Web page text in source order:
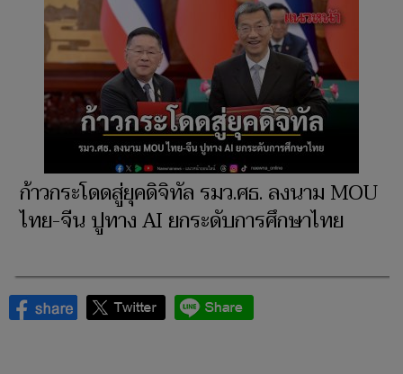
ก้าวกระโดดสู่ยุคดิจิทัล รมว.ศธ. ลงนาม MOU
ไทย-จีน ปูทาง AI ยกระดับการศึกษาไทย